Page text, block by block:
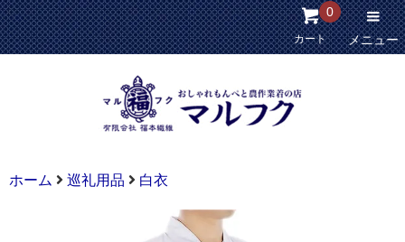
カート
0
メニュー
ホーム 巡礼用品 白衣